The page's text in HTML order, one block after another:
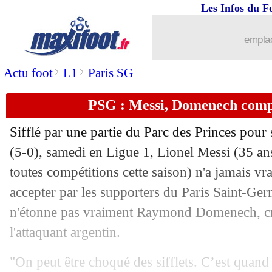
Actu foot> L1 > Paris SG
Les Infos du
PSG : Messi, Domenech
Sifflé par une partie du Parc des Princes
(5-0), samedi en Ligue 1, Lionel Messi (35
toutes compétitions cette saison) n'a jamais
accepter par les supporters du Paris Saint-
n'étonne pas vraiment Raymond Domenech,
l'attaquant argentin.
"On peut être choqué des sifflets. C’est
: Borghini vole au secours de
16/05 Bologne: Motta retenu par sa
16/05 Lyon: mauvaise nouvelle pour
16/05 Real: Ancelotti, parti pour rester
USA : Balogun a dit oui
16/05 Barça : accord verbal avec Gündogan
Bayern : Mané poussé vers la sortie